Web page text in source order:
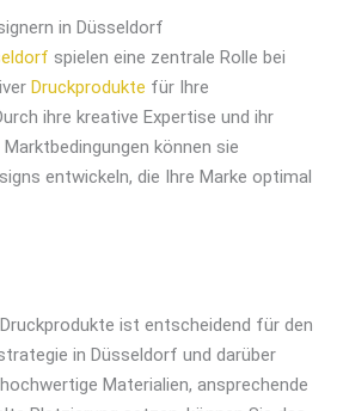
in Düsseldorf
spielen eine zentrale Rolle bei
Druckprodukte für Ihre
ihre kreative Expertise und ihr
können sie
entwickeln, die Ihre Marke optimal
ist entscheidend für den
in Düsseldorf und darüber
Materialien, ansprechende